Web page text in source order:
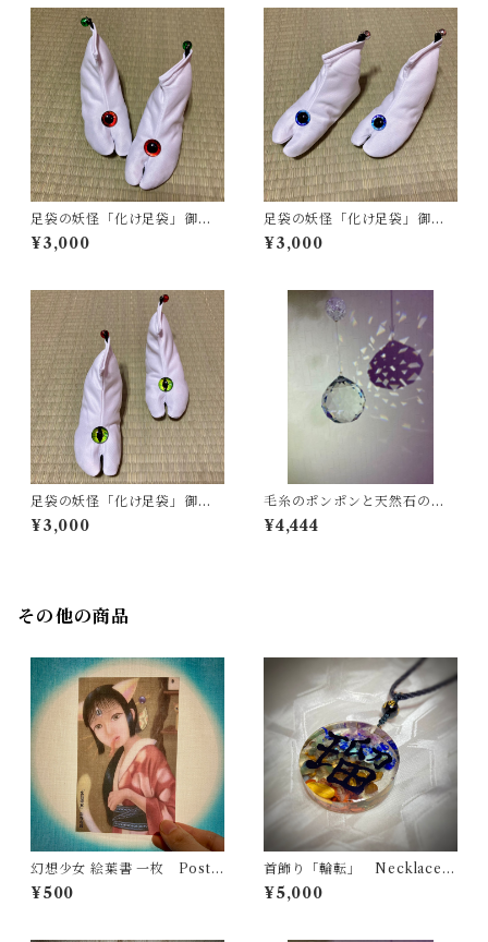
足袋の妖怪「化け足袋」御手
玉 (瞳の色 紅、橙、桃色系)
Monster Tabi Shoes Oteda
¥3,000
足袋の妖怪「化け足袋」御手
玉 (瞳の色 瑠璃、紫、水色系)
Monster Tabi Shoes Ote
¥3,000
足袋の妖怪「化け足袋」御手
玉 (瞳の色 黄、黄緑、緑色系)
Monster Tabi Shoes Ote
¥3,000
毛糸のポンポンと天然石のサ
ンキャッチャー 全四色
¥4,444
その他の商品
幻想少女 絵葉書 一枚 Postc
ards of a fantasy girl one p
iece
¥500
首飾り「輪転」 Necklace
“Chakra”
¥5,000